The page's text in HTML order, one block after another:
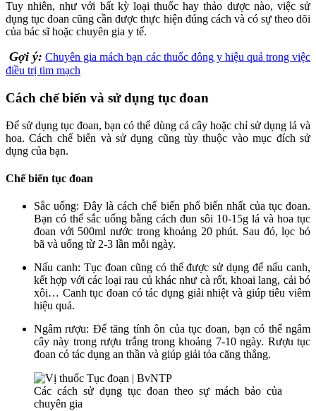
Tuy nhiên, như với bất kỳ loại thuốc hay thảo dược nào, việc sử
dụng tục đoan cũng cần được thực hiện đúng cách và có sự theo dõi
của bác sĩ hoặc chuyên gia y tế.
Gợi ý: Chuyên gia mách bạn các thuốc đông y hiệu quả trong việc
điều trị tim mạch
Cách chế biến và sử dụng tục đoan
Để sử dụng tục đoan, bạn có thể dùng cả cây hoặc chỉ sử dụng lá và
hoa. Cách chế biến và sử dụng cũng tùy thuộc vào mục đích sử
dụng của bạn.
Chế biến tục đoan
Sắc uống: Đây là cách chế biến phổ biến nhất của tục đoan.
Bạn có thể sắc uống bằng cách đun sôi 10-15g lá và hoa tục
đoan với 500ml nước trong khoảng 20 phút. Sau đó, lọc bỏ
bã và uống từ 2-3 lần mỗi ngày.
Nấu canh: Tục đoan cũng có thể được sử dụng để nấu canh,
kết hợp với các loại rau củ khác như cà rốt, khoai lang, cải bó
xôi… Canh tục đoan có tác dụng giải nhiệt và giúp tiêu viêm
hiệu quả.
Ngâm rượu: Để tăng tính ôn của tục đoan, bạn có thể ngâm
cây này trong rượu trắng trong khoảng 7-10 ngày. Rượu tục
đoan có tác dụng an thần và giúp giải tỏa căng thẳng.
Các cách sử dụng tục đoan theo sự mách bảo của
chuyên gia